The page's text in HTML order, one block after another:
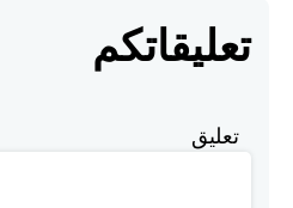
تعليقاتكم
تعليق